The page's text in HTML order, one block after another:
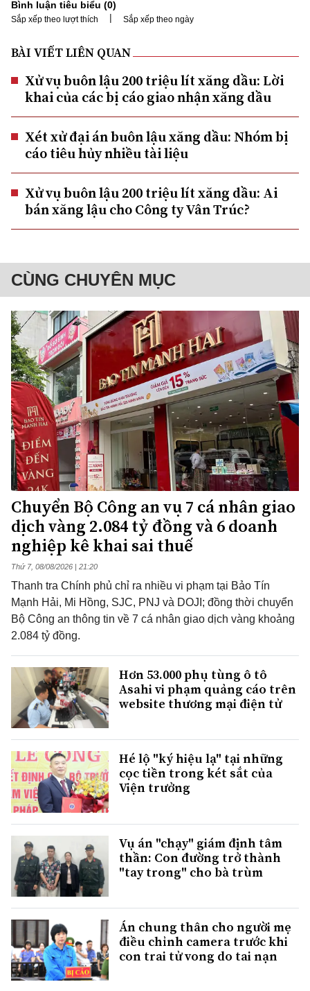
Bình luận tiêu biểu (0)
Sắp xếp theo lượt thích | Sắp xếp theo ngày
BÀI VIẾT LIÊN QUAN
Xử vụ buôn lậu 200 triệu lít xăng dầu: Lời
khai của các bị cáo giao nhận xăng dầu
Xét xử đại án buôn lậu xăng dầu: Nhóm bị
cáo tiêu hủy nhiều tài liệu
Xử vụ buôn lậu 200 triệu lít xăng dầu: Ai
bán xăng lậu cho Công ty Vân Trúc?
CÙNG CHUYÊN MỤC
Chuyển Bộ Công an vụ 7 cá nhân giao
dịch vàng 2.084 tỷ đồng và 6 doanh
nghiệp kê khai sai thuế
Thứ 7, 08/08/2026 | 21:20
Thanh tra Chính phủ chỉ ra nhiều vi phạm tại Bảo Tín
Mạnh Hải, Mi Hồng, SJC, PNJ và DOJI; đồng thời chuyển
Bộ Công an thông tin về 7 cá nhân giao dịch vàng khoảng
2.084 tỷ đồng.
Hơn 53.000 phụ tùng ô tô
Asahi vi phạm quảng cáo trên
website thương mại điện tử
Hé lộ "ký hiệu lạ" tại những
cọc tiền trong két sắt của
Viện trưởng
Vụ án "chạy" giám định tâm
thần: Con đường trở thành
"tay trong" cho bà trùm
Án chung thân cho người mẹ
điều chỉnh camera trước khi
con trai tử vong do tai nạn